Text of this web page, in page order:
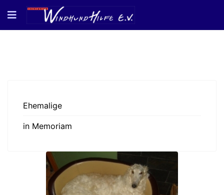
Ehemalige
in Memoriam